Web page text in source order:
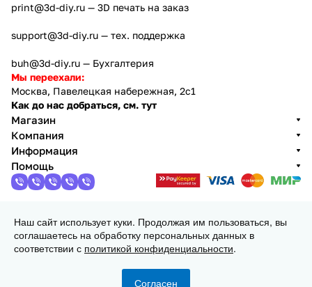
print@3d-diy.ru — 3D печать на заказ
support@3d-diy.ru — тех. поддержка
buh@3d-diy.ru — Бухгалтерия
Мы переехали:
Москва, Павелецкая набережная, 2с1
Как до нас добраться, см. тут
Магазин
Компания
Информация
Помощь
2013 - 2026 © 3DiY (Тридиай) - интернет-магазин
комплектующих для 3D принтеров, ЧПУ станков и
робототехники
Наш сайт использует куки. Продолжая им пользоваться, вы
соглашаетесь на обработку персональных данных в
соответствии с политикой конфиденциальности.
Согласен